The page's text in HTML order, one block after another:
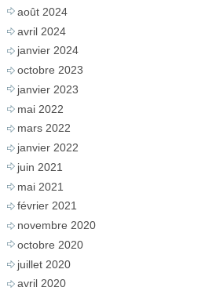
août 2024
avril 2024
janvier 2024
octobre 2023
janvier 2023
mai 2022
mars 2022
janvier 2022
juin 2021
mai 2021
février 2021
novembre 2020
octobre 2020
juillet 2020
avril 2020